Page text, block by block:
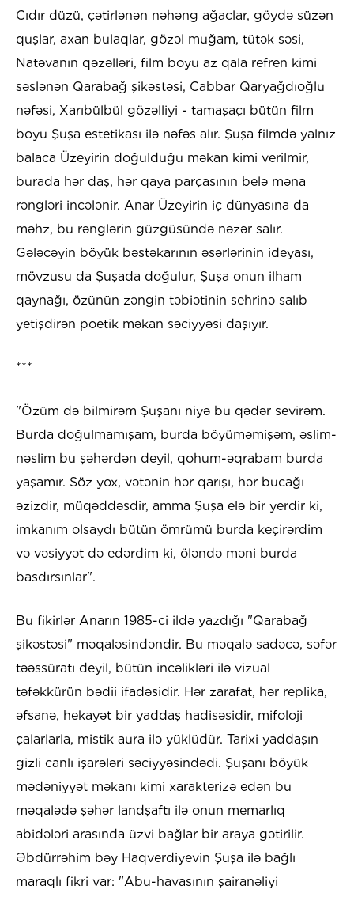
Cıdır düzü, çətirlənən nəhəng ağaclar, göydə süzən
quşlar, axan bulaqlar, gözəl muğam, tütək səsi,
Natəvanın qəzəlləri, film boyu az qala refren kimi
səslənən Qarabağ şikəstəsi, Cabbar Qaryağdıoğlu
nəfəsi, Xarıbülbül gözəlliyi - tamaşaçı bütün film
boyu Şuşa estetikası ilə nəfəs alır. Şuşa filmdə yalnız
balaca Üzeyirin doğulduğu məkan kimi verilmir,
burada hər daş, hər qaya parçasının belə məna
rəngləri incələnir. Anar Üzeyirin iç dünyasına da
məhz, bu rənglərin güzgüsündə nəzər salır.
Gələcəyin böyük bəstəkarının əsərlərinin ideyası,
mövzusu da Şuşada doğulur, Şuşa onun ilham
qaynağı, özünün zəngin təbiətinin sehrinə salıb
yetişdirən poetik məkan səciyyəsi daşıyır.
***
"Özüm də bilmirəm Şuşanı niyə bu qədər sevirəm.
Burda doğulmamışam, burda böyüməmişəm, əslim-
nəslim bu şəhərdən deyil, qohum-əqrabam burda
yaşamır. Söz yox, vətənin hər qarışı, hər bucağı
əzizdir, müqəddəsdir, amma Şuşa elə bir yerdir ki,
imkanım olsaydı bütün ömrümü burda keçirərdim
və vəsiyyət də edərdim ki, öləndə məni burda
basdırsınlar".
Bu fikirlər Anarın 1985-ci ildə yazdığı "Qarabağ
şikəstəsi" məqaləsindəndir. Bu məqalə sadəcə, səfər
təəssüratı deyil, bütün incəlikləri ilə vizual
təfəkkürün bədii ifadəsidir. Hər zarafat, hər replika,
əfsanə, hekayət bir yaddaş hadisəsidir, mifoloji
çalarlarla, mistik aura ilə yüklüdür. Tarixi yaddaşın
gizli canlı işarələri səciyyəsindədi. Şuşanı böyük
mədəniyyət məkanı kimi xarakterizə edən bu
məqalədə şəhər landşaftı ilə onun memarlıq
abidələri arasında üzvi bağlar bir araya gətirilir.
Əbdürrəhim bəy Haqverdiyevin Şuşa ilə bağlı
maraqlı fikri var: "Abu-havasının şairanəliyi